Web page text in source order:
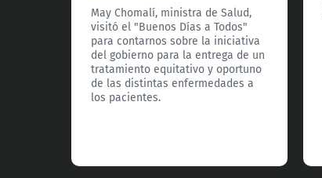
May Chomalí, ministra de Salud,
visitó el "Buenos Días a Todos"
para contarnos sobre la iniciativa
del gobierno para la entrega de un
tratamiento equitativo y oportuno
de las distintas enfermedades a
los pacientes.